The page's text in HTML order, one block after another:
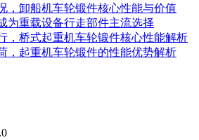
，卸船机车轮锻件核心性能与价值
为重载设备行走部件主流选择
，桥式起重机车轮锻件核心性能解析
，起重机车轮锻件的性能优势解析